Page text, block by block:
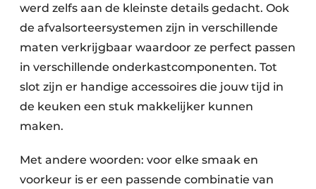
werd zelfs aan de kleinste details gedacht. Ook
de afvalsorteersystemen zijn in verschillende
maten verkrijgbaar waardoor ze perfect passen
in verschillende onderkastcomponenten. Tot
slot zijn er handige accessoires die jouw tijd in
de keuken een stuk makkelijker kunnen
maken.
Met andere woorden: voor elke smaak en
voorkeur is er een passende combinatie van